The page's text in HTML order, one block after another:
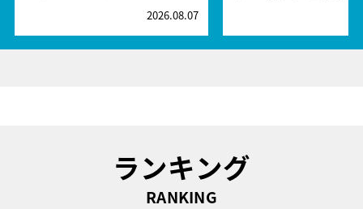
2026.08.07
ランキング
RANKING